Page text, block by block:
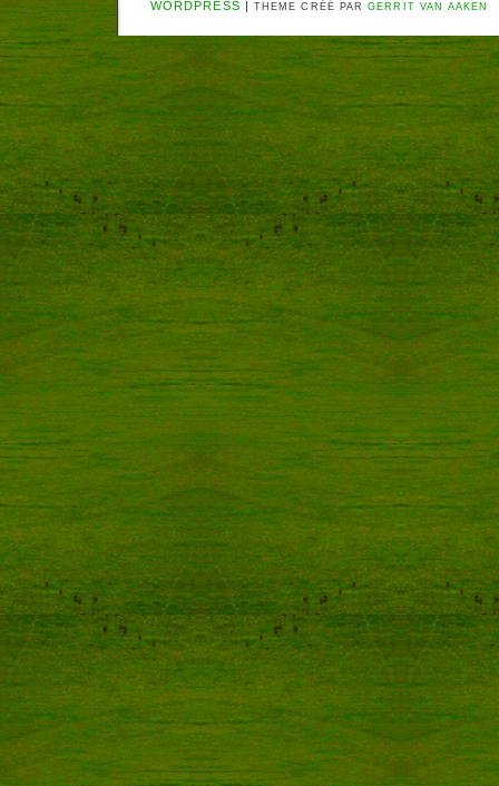
WORDPRESS | THEME CRÉÉ PARGERRIT VAN AAKEN